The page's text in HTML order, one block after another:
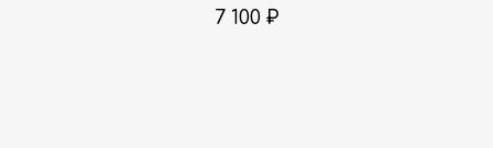
7 100 ₽
Политика конфиденциальности